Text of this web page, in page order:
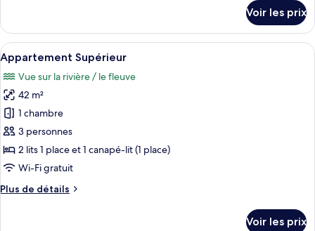
le
type
de
chambre
Appartement
Supérieur
Voir les prix
Afficher
toutes
les
photos
pour
ce
type
de
chambre :
Appartement
Une chambre d’hôtel avec un lit, un
2
Appartement Supérieur
Vue sur la rivière / le fleuve
42 m²
1 chambre
3 personnes
2 lits 1 place et 1 canapé-lit (1 place)
Wi-Fi gratuit
Plus de détails
Plus
Voir les prix